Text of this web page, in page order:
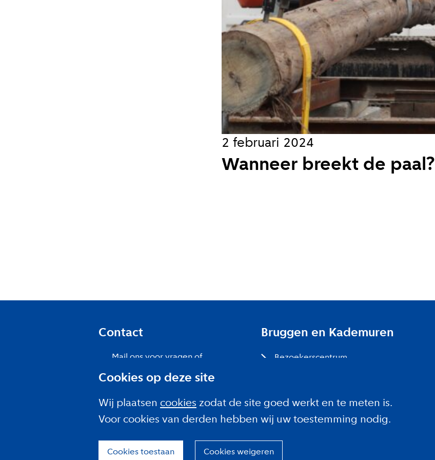
Cookies op deze site
Wij plaatsen cookies zodat de site goed werkt en te meten is.
Voor cookies van derden hebben wij uw toestemming nodig.
Cookies toestaan Cookies weigeren
Wekelijks
Maandelijks
Ik ga akkoord met deprivacy voorwaarden
Wanneer breekt de paal?
2 februari 2024
Contact
Mail ons voor vragen of
opmerkingen
Meld je aan voor de
nieuwsbrief
Over ons
Bruggen en Kademuren
Bezoekerscentrum